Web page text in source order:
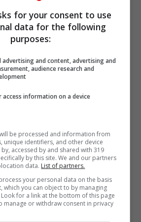
le confidenze
che si
in termini di complotto
fumo“.
for your consent to use
data for the following
purposes:
advertising and content, advertising and
audience research and
access information on a device
be processed and information from
unique identifiers, and other device
accessed by and shared with 319
by this site. We and our partners
data. List of partners.
your personal data on the basis
which you can object to by managing
for a link at the bottom of this page
manage or withdraw consent in privacy